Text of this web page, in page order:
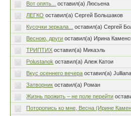
Вот опять...
оставил(а) Люсьена
ЛЕГКО оставил(а) Сергей Большаков
Кусочки зеркала...
оставил(а) Сергей
Весною, други оставил(а) Ирина
ТРИПТИХ оставил(а) Микаэль
Polustanok оставил(а) Алеж Катои
Вкус осеннего вечера оставил(а) Julliana
Затворник оставил(а) Роман
Жизнь прожить – не поле перейти
Поторопись ко мне, Весна (Ирине